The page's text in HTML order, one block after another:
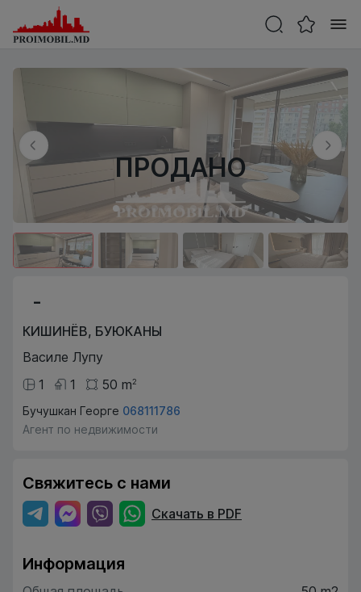
ПРОДАНО
-
КИШИНЁВ, БУЮКАНЫ
Василе Лупу
1
1 50 m2
Бучушкан Георге 068111786
Агент по недвижимости
Свяжитесь с нами
Скачать в PDF
Информация